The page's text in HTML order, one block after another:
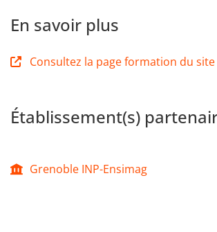
En savoir plus
Consultez la page formation du site
Établissement(s)
Grenoble INP-Ensimag